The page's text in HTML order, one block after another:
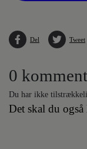
Del Tweet
0
Du har ikke
Det skal du også